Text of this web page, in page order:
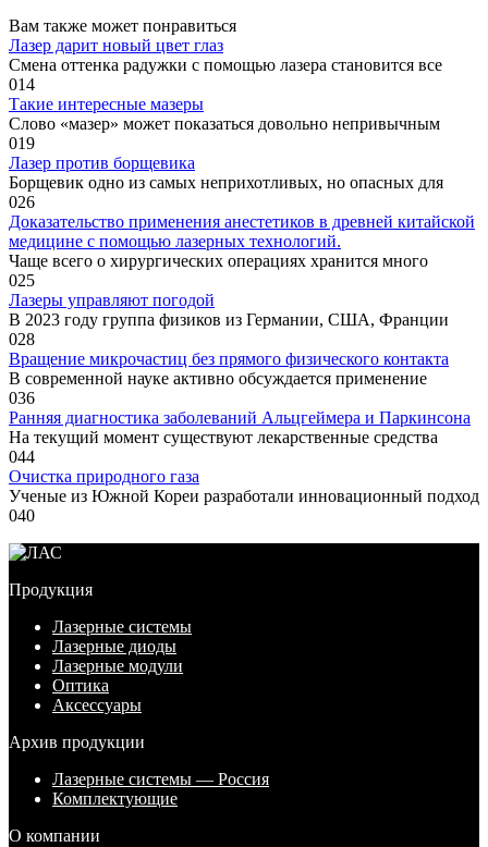
Вам также может понравиться
Лазер дарит новый цвет глаз
Смена оттенка радужки с помощью лазера становится все
014
Такие интересные мазеры
Слово «мазер» может показаться довольно непривычным
019
Лазер против борщевика
Борщевик одно из самых неприхотливых, но опасных для
026
Доказательство применения анестетиков в древней китайской
медицине с помощью лазерных технологий.
Чаще всего о хирургических операциях хранится много
025
Лазеры управляют погодой
В 2023 году группа физиков из Германии, США, Франции
028
Вращение микрочастиц без прямого физического контакта
В современной науке активно обсуждается применение
036
Ранняя диагностика заболеваний Альцгеймера и Паркинсона
На текущий момент существуют лекарственные средства
044
Очистка природного газа
Ученые из Южной Кореи разработали инновационный подход
040
Продукция
Лазерные системы
Лазерные диоды
Лазерные модули
Оптика
Аксессуары
Архив продукции
Лазерные системы — Россия
Комплектующие
О компании